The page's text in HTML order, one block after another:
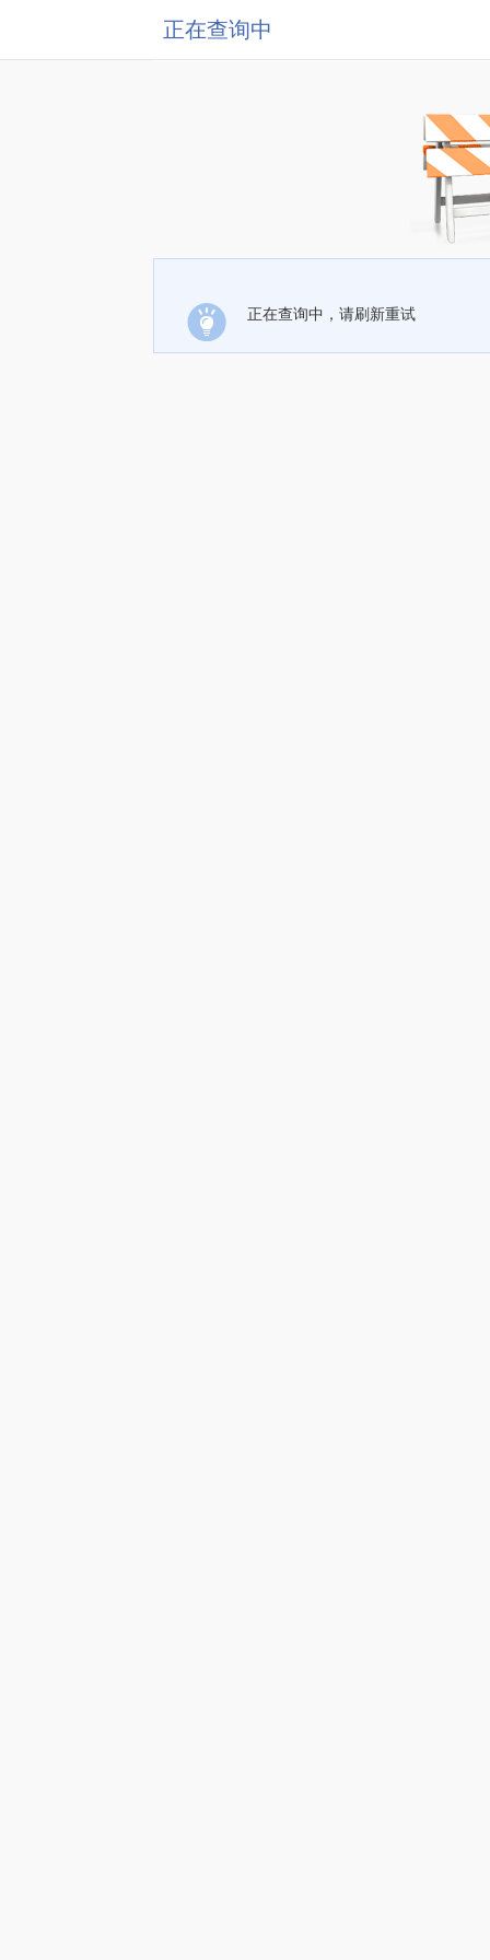
正在查询中
正在查询中，请刷新重试